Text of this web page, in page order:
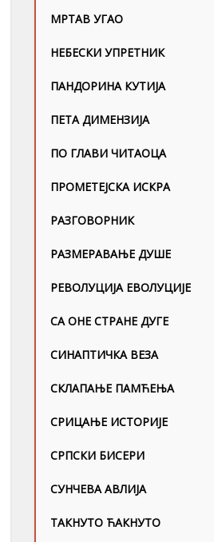
МРТАВ УГАО
НЕБЕСКИ УПРЕТНИК
ПАНДОРИНА КУТИЈА
ПЕТА ДИМЕНЗИЈА
ПО ГЛАВИ ЧИТАОЦА
ПРОМЕТЕЈСКА ИСКРА
РАЗГОВОРНИК
РАЗМЕРАВАЊЕ ДУШЕ
РЕВОЛУЦИЈА ЕВОЛУЦИЈЕ
СА ОНЕ СТРАНЕ ДУГЕ
СИНАПТИЧКА ВЕЗА
СКЛАПАЊЕ ПАМЋЕЊА
СРИЦАЊЕ ИСТОРИЈЕ
СРПСКИ БИСЕРИ
СУНЧЕВА АВЛИЈА
ТАКНУТО ЋАКНУТО